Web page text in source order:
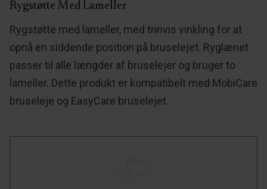
Rygstøtte Med Lameller
Rygstøtte med lameller, med trinvis vinkling for at
opnå en siddende position på bruselejet. Ryglænet
passer til alle længder af bruselejer og bruger to
lameller. Dette produkt er kompatibelt med MobiCare
bruseleje og EasyCare bruselejet.